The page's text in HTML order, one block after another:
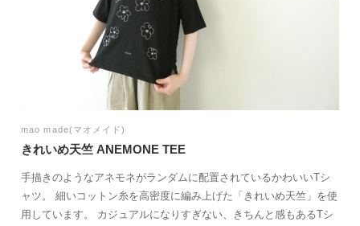
mao made(マオメイド)
きれいめ天竺 ANEMONE TEE
手描きのようなアネモネがランダムに配置されているかわいいTシ
ャツ。 細いコットン糸を高密度に編み上げた「きれいめ天竺」を使
用しています。 カジュアルになりすぎない、きちんと感もあるTシ